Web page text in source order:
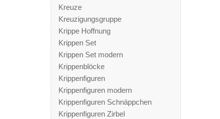
Kreuze
Kreuzigungsgruppe
Krippe Hoffnung
Krippen Set
Krippen Set modern
Krippenblöcke
Krippenfiguren
Krippenfiguren modern
Krippenfiguren Schnäppchen
Krippenfiguren Zirbel